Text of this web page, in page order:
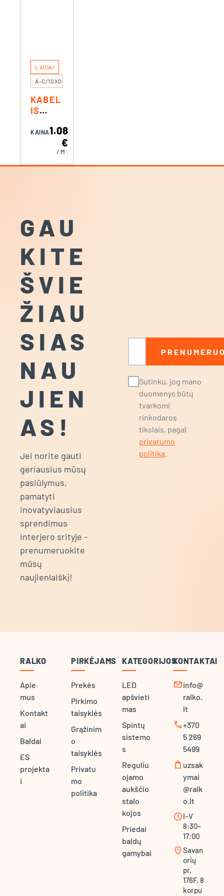
LAIDAI
A-C/10X0.5
KABEL
IS
MUI
2×0.5M
KAINA1.08
€
/M.
GAU
KITE
ŠVIE
ŽIAU
SIAS
NAU
JIEN
AS!
Jei norite gauti
geriausius mūsų
pasiūlymus,
pamatyti
inovatyviausius
sprendimus
interjero srityje -
prenumeruokite
mūsų
naujienlaiškį!
El. paštas
Sutinku, jog mano
duomenys būtų
tvarkomi
rinkodaros
tikslais, pagal
privatumo
politiką
RALKO
Apie
mus
Kontakt
ai
Baldai
ES
projekta
i
PIRKĖJAMS
Prekės
Pirkimo
taisyklės
Grąžinim
o
taisyklės
Privatu
mo
politika
KATEGORIJOS
LED
apšvieti
mas
Spintų
sistemo
s
Reguliu
ojamo
aukščio
stalo
kojos
Priedai
baldų
gamybai
KONTAKTAI
mailinfo@
ralko.
lt
call+370
5 269
5499
shopping_bag uzsak
ymai
@ralk
o.lt
scheduleI–V
8:30–
17:00
location_onSavan
orių
pr.
176F, 8
korpu